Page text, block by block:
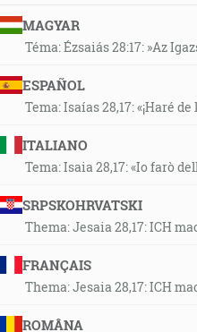
MAGYAR
Téma: Ézsaiás 28:17: »Az
ESPAÑOL
Tema: Isaías 28,17: «¡Haré
ITALIANO
Tema: Isaia 28,17: «Io farò
SRPSKOHRVATSKI
Thema: Jesaia 28,17: ICH
FRANÇAIS
Thema: Jesaia 28,17: ICH
ROMÂNA